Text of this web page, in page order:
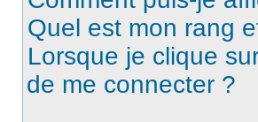
Quel est mon rang
Lorsque je clique
de me connecter ?